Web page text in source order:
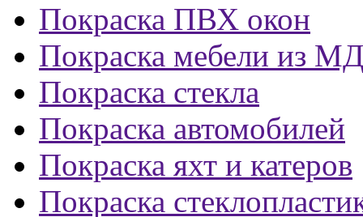
Покраска ПВХ окон
Покраска мебели из
Покраска стекла
Покраска автомобилей
Покраска яхт и катеров
Покраска